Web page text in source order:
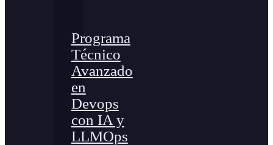
Programa
Técnico
Avanzado
en
Devops
con IA y
LLMOps